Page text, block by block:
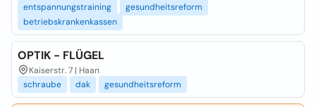
entspannungstraining
gesundheitsreform
betriebskrankenkassen
OPTIK - FLÜGEL
Kaiserstr. 7 | Haan
schraube
dak gesundheitsreform